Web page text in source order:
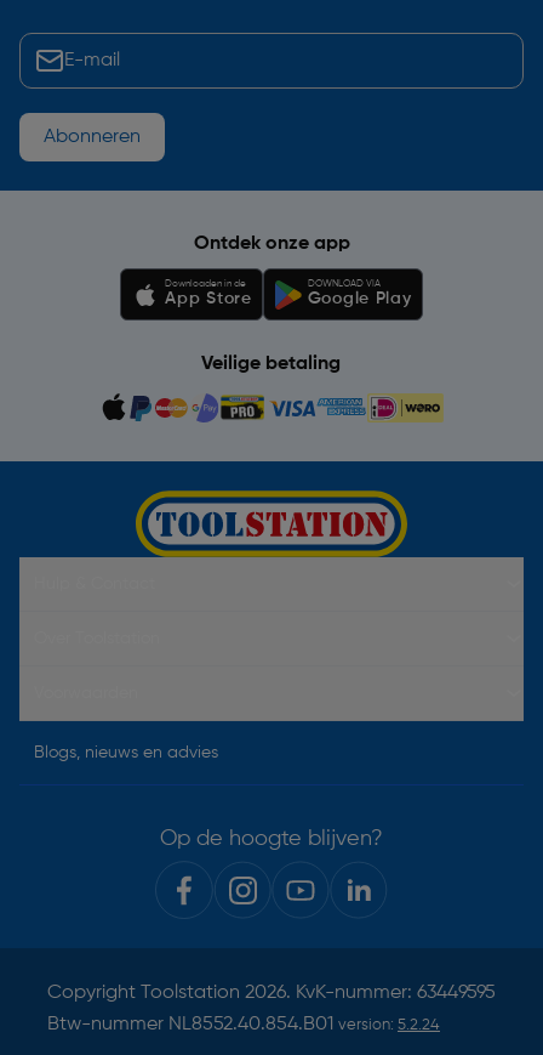
Abonneren
Ontdek onze app
Downloaden in de
App Store
DOWNLOAD VIA
Google Play
Veilige betaling
Blogs, nieuws en advies
Op de hoogte blijven?
Copyright Toolstation 2026. KvK-nummer: 63449595
Btw-nummer NL8552.40.854.B01 version: 5.2.24